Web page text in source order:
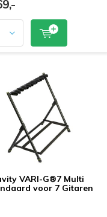
VARI-G®7 Multi
voor 7 Gitaren